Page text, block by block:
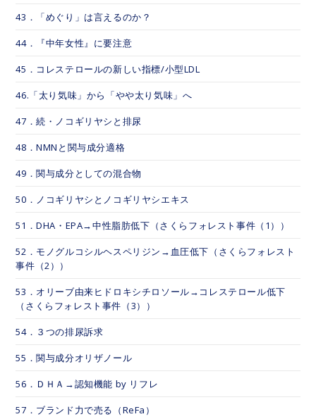
43．「めぐり」は言えるのか？
44．『中年女性』に要注意
45．コレステロールの新しい指標/小型LDL
46.「太り気味」から「やや太り気味」へ
47．続・ノコギリヤシと排尿
48．NMNと関与成分適格
49．関与成分としての混合物
50．ノコギリヤシとノコギリヤシエキス
51．DHA・EPA→中性脂肪低下（さくらフォレスト事件（1））
52．モノグルコシルヘスペリジン→血圧低下（さくらフォレスト
事件（2））
53．オリーブ由来ヒドロキシチロソール→コレステロール低下
（さくらフォレスト事件（3））
54．３つの排尿訴求
55．関与成分オリザノール
56．ＤＨＡ→認知機能 by リフレ
57．ブランド力で売る（ReFa）